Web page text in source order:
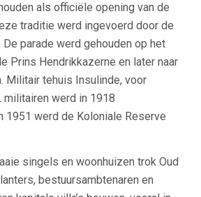
als officiële opening van de
traditie werd ingevoerd door de
De parade werd gehouden op het
Prins Hendrikkazerne en later naar
Militair tehuis Insulinde, voor
militairen werd in 1918
1951 werd de Koloniale Reserve
singels en woonhuizen trok Oud
bestuursambtenaren en